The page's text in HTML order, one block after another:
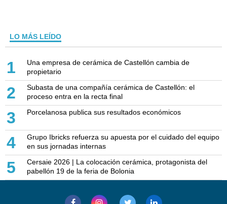
LO MÁS LEÍDO
1
Una empresa de cerámica de Castellón cambia de
propietario
2
Subasta de una compañía cerámica de Castellón: el
proceso entra en la recta final
3 Porcelanosa publica sus resultados económicos
4
Grupo Ibricks refuerza su apuesta por el cuidado del equipo
en sus jornadas internas
5
Cersaie 2026 | La colocación cerámica, protagonista del
pabellón 19 de la feria de Bolonia